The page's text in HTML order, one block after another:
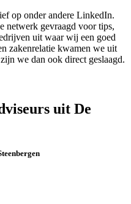
op onder andere LinkedIn.
netwerk gevraagd voor tips,
uit waar wij een goed
zakenrelatie kwamen we uit
we dan ook direct geslaagd.
uit De